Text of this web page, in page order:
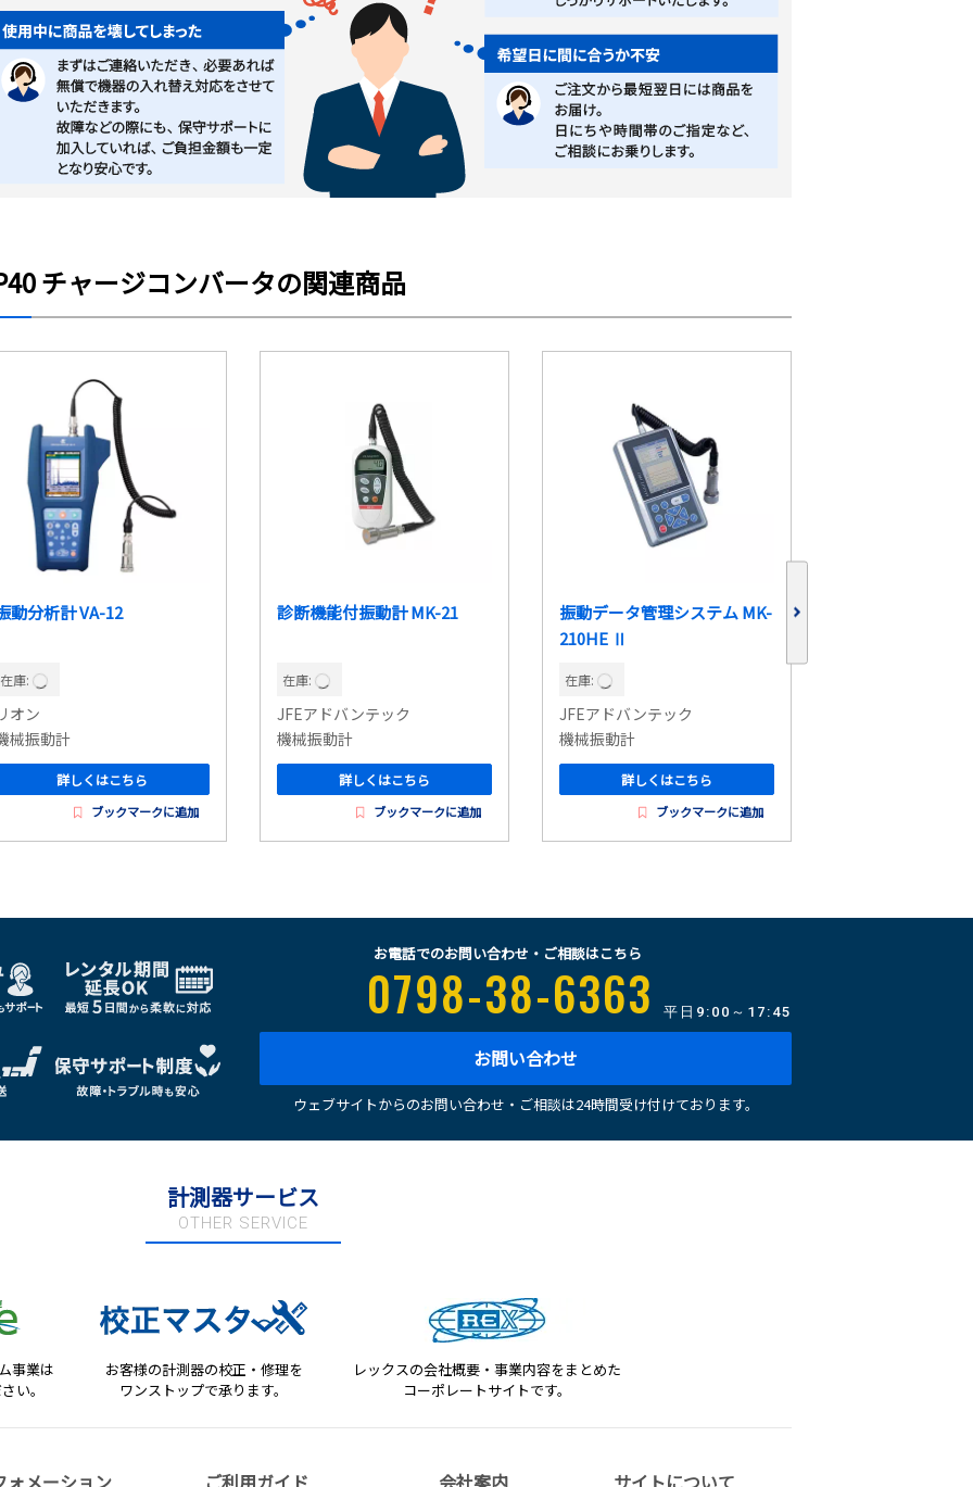
チャージコンバータの関連商品
動分析計 VA-12
在庫:
オン
械振動計
詳しくはこちら
ブックマークに追加
診断機能付振動計 MK-21
在庫:
JFEアドバンテック
機械振動計
詳しくはこちら
ブックマークに追加
振動データ管理システム MK-
210HE Ⅱ
在庫:
JFEアドバンテック
機械振動計
詳しくはこちら
ブックマークに追加
お電話でのお問い合わせ・ご相談はこちら
0798-38-6363 平日 9:00～17:45
お問い合わせ
ウェブサイトからのお問い合わせ・ご相談は24時間受け付けております。
計測器サービス
OTHER SERVICE
事業は
い。
お客様の計測器の校正・修理を
ワンストップで承ります。
レックスの会社概要・事業内容をまとめた
コーポレートサイトです。
ォメーション ご利用ガイド 会社案内 サイトについて